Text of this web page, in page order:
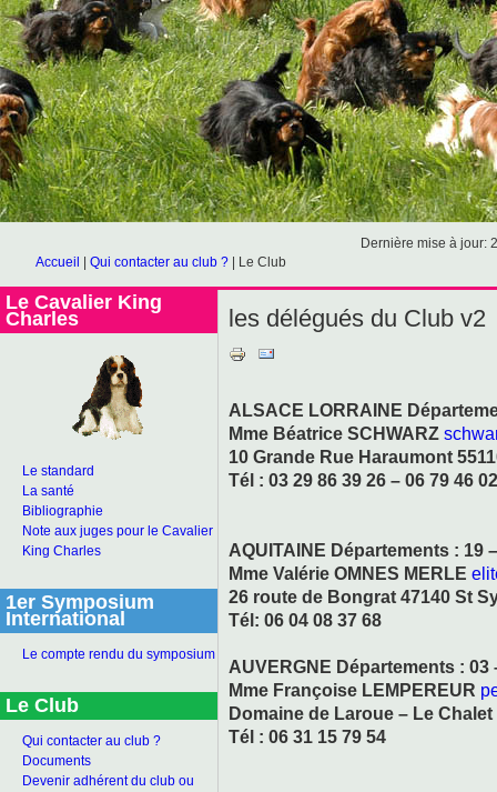
Accueil Qui contacter au club ? Le Club
Dernière mise à jour:
Le Cavalier King
Charles
Le standard
La santé
Bibliographie
Note aux juges pour le Cavalier
King Charles
1er Symposium
International
Le compte rendu du symposium
Le Club
Qui contacter au club ?
Documents
Devenir adhérent du club ou
les délégués du Club v2
ALSACE LORRAINE
Mme Béatrice SCHWARZ
10 Grande Rue Haraumont
Tél : 03 29 86 39 26 – 06 79 46
AQUITAINE Départements : 19
Mme Valérie OMNES MERLE
26 route de Bongrat 47140 St
Tél: 06 04 08 37 68
AUVERGNE Départements : 03
Mme Françoise LEMPEREUR
Domaine de Laroue – Le Chalet
Tél : 06 31 15 79 54